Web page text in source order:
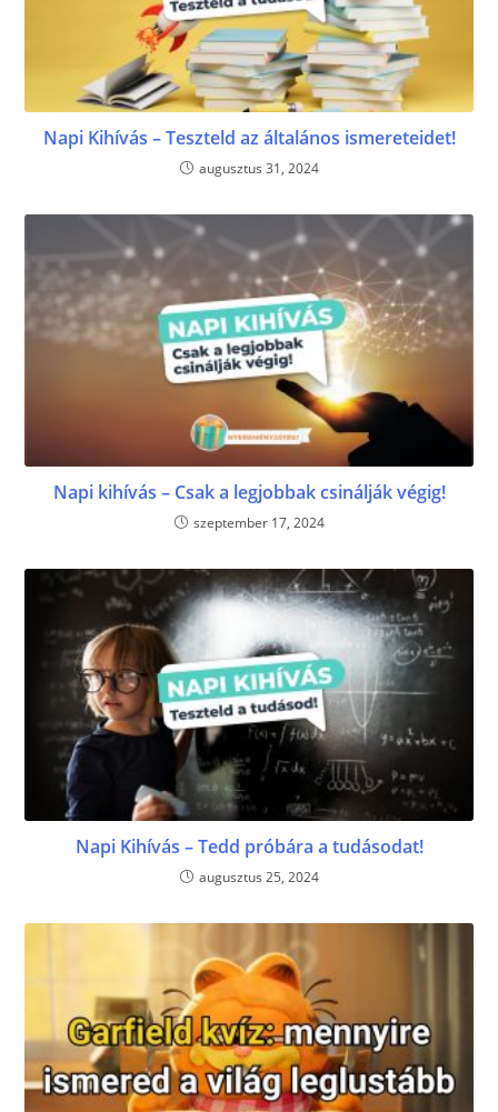
Napi Kihívás – Teszteld az általános ismereteidet!
augusztus 31, 2024
Napi kihívás – Csak a legjobbak csinálják végig!
szeptember 17, 2024
Napi Kihívás – Tedd próbára a tudásodat!
augusztus 25, 2024